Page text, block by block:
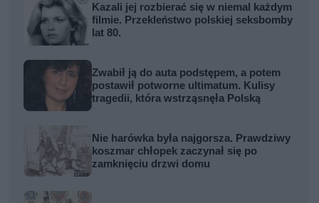
Kazali jej rozbierać się w niemal każdym
filmie. Przekleństwo polskiej seksbomby
lat 80.
Zwabił ją do auta podstępem, a potem
postawił potworne ultimatum. Kulisy
tragedii, która wstrząsnęła Polską
Nie harówka była najgorsza. Prawdziwy
koszmar chłopek zaczynał się po
zamknięciu drzwi domu